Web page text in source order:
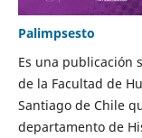
Palimpsesto
Es una publicación
de la Facultad de
Santiago de Chile
departamento de